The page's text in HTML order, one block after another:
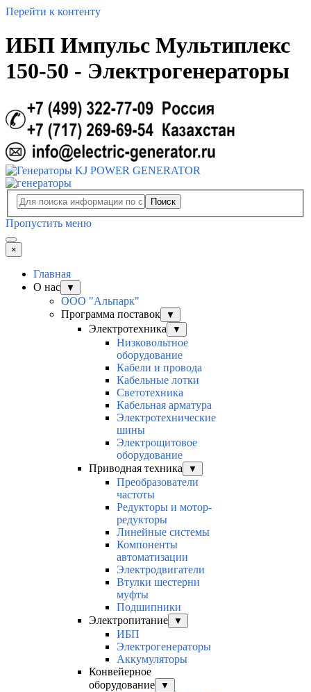
Перейти к контенту
ИБП Импульс Мультиплекс
150-50 - Электрогенераторы
Поиск
Пропустить меню
×
Главная
О нас
▼
ООО "Альпарк"
Программа поставок
▼
Электротехника ▼
Низковольтное
оборудование
Кабели и провода
Кабельные лотки
Светотехника
Кабельная арматура
Электротехнические
шины
Электрощитовое
оборудование
Приводная техника
▼
Преобразователи
частоты
Редукторы и мотор-
редукторы
Линейные системы
Компоненты
автоматизации
Электродвигатели
Втулки шестерни
муфты
Подшипники
Электропитание
▼
ИБП
Электрогенераторы
Аккумуляторы
Конвейерное
оборудование
▼